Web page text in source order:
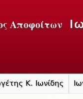
Αποφοίτων
Κ. Ιωνίδης